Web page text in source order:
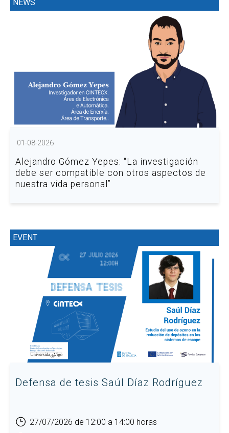
NEWS
01-08-2026
Alejandro Gómez Yepes: “La investigación
debe ser compatible con otros aspectos de
nuestra vida personal”
EVENT
Defensa de tesis Saúl Díaz Rodríguez
27/07/2026 de 12:00 a 14:00 horas